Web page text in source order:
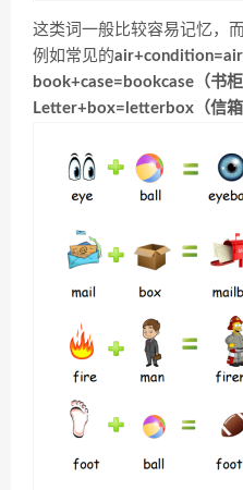
这类词一般比较容易记忆，
例如常见的
book+case=bookcase（书柜
Letter+box=letterbox（信箱